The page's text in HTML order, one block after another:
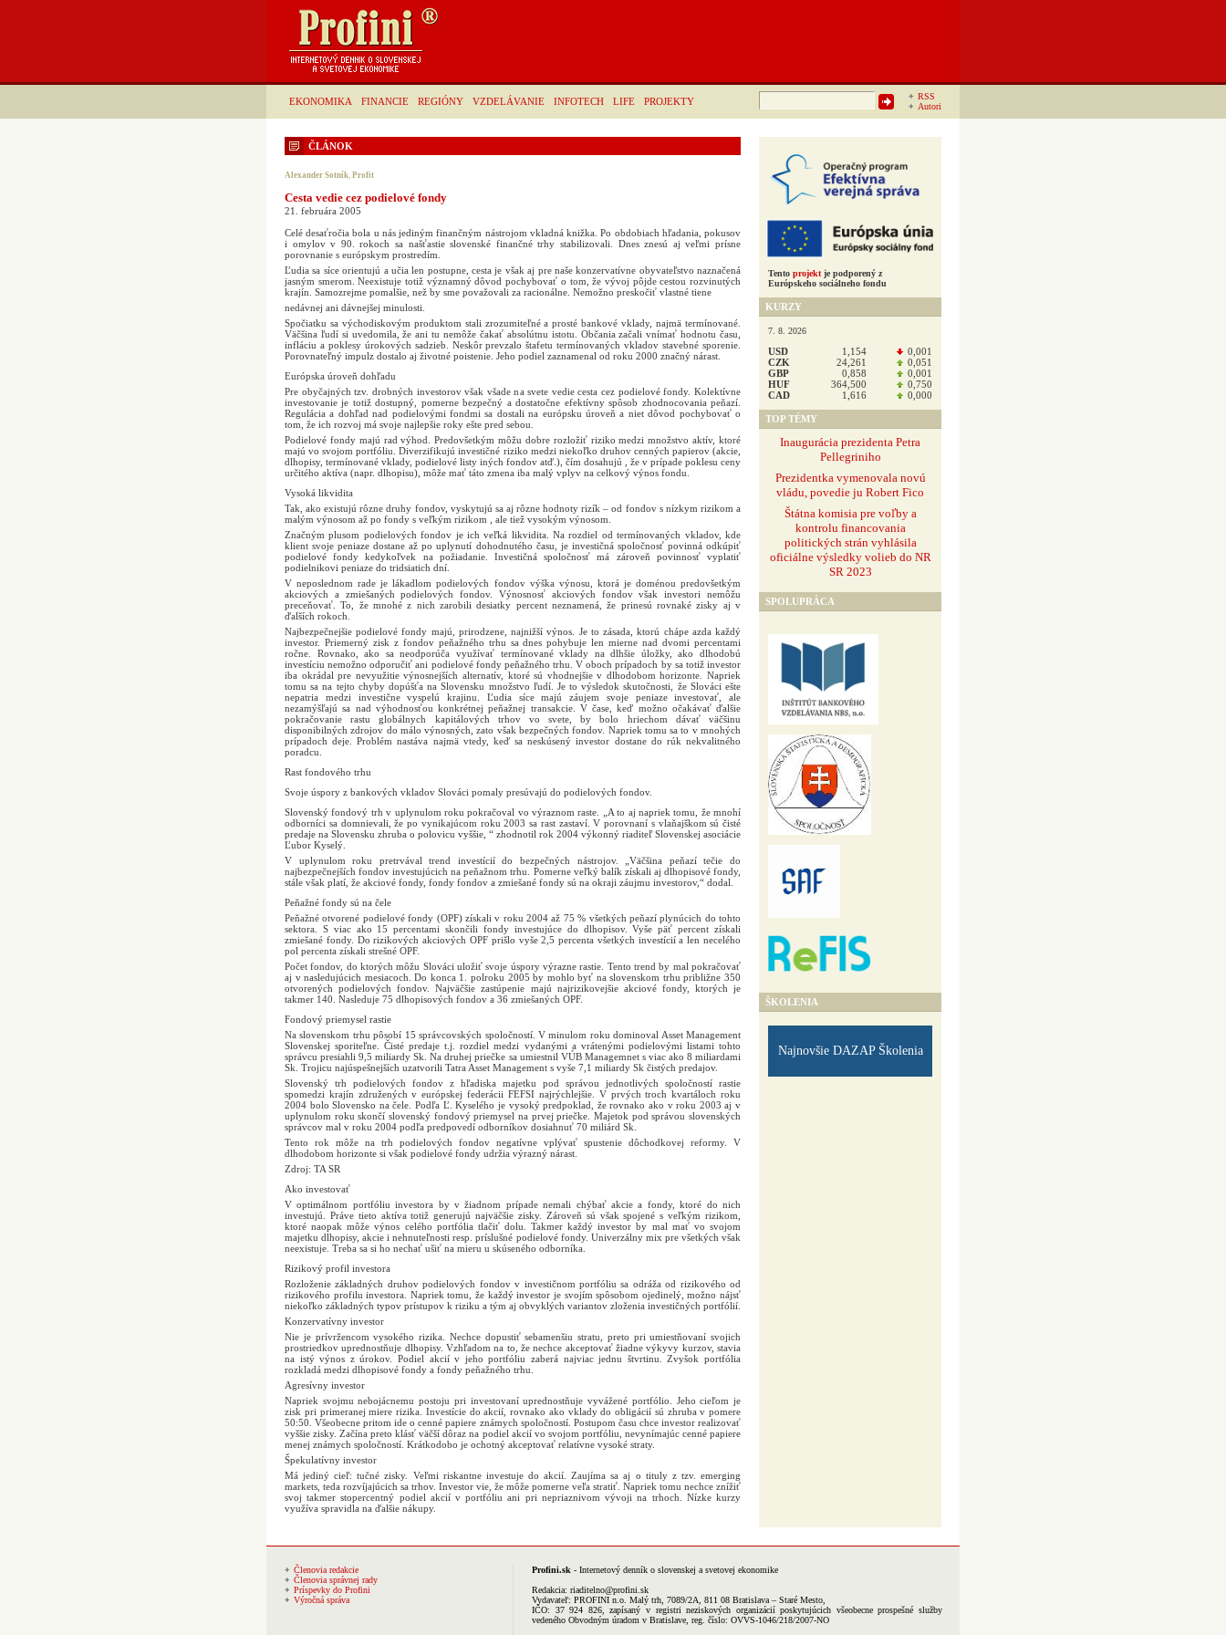
EKONOMIKA FINANCIE REGIÓNY VZDELÁVANIE INFOTECH LIFE PROJEKTY
RSS
Autori
Hľadať:
ČLÁNOK
Alexander Sotník, Profit
Cesta vedie cez podielové fondy
21. februára 2005
Celé desaťročia bola u nás jediným finančným nástrojom vkladná knižka. Po obdobiach hľadania, pokusov
i omylov v 90. rokoch sa našťastie slovenské finančné trhy stabilizovali. Dnes znesú aj veľmi prísne
porovnanie s európskym prostredím.
Ľudia sa síce orientujú a učia len postupne, cesta je však aj pre naše konzervatívne obyvateľstvo naznačená
jasným smerom. Neexistuje totiž významný dôvod pochybovať o tom, že vývoj pôjde cestou rozvinutých
krajín. Samozrejme pomalšie, než by sme považovali za racionálne. Nemožno preskočiť vlastné tiene
nedávnej ani dávnejšej minulosti.
Spočiatku sa východiskovým produktom stali zrozumiteľné a prosté bankové vklady, najmä termínované.
Väčšina ľudí si uvedomila, že ani tu nemôže čakať absolútnu istotu. Občania začali vnímať hodnotu času,
infláciu a poklesy úrokových sadzieb. Neskôr prevzalo štafetu termínovaných vkladov stavebné sporenie.
Porovnateľný impulz dostalo aj životné poistenie. Jeho podiel zaznamenal od roku 2000 značný nárast.
Európska úroveň dohľadu
Pre obyčajných tzv. drobných investorov však všade na svete vedie cesta cez podielové fondy. Kolektívne
investovanie je totiž dostupný, pomerne bezpečný a dostatočne efektívny spôsob zhodnocovania peňazí.
Regulácia a dohľad nad podielovými fondmi sa dostali na európsku úroveň a niet dôvod pochybovať o
tom, že ich rozvoj má svoje najlepšie roky ešte pred sebou.
Podielové fondy majú rad výhod. Predovšetkým môžu dobre rozložiť riziko medzi množstvo aktív, ktoré
majú vo svojom portfóliu. Diverzifikujú investičné riziko medzi niekoľko druhov cenných papierov (akcie,
dlhopisy, termínované vklady, podielové listy iných fondov atď.), čím dosahujú , že v prípade poklesu ceny
určitého aktíva (napr. dlhopisu), môže mať táto zmena iba malý vplyv na celkový výnos fondu.
Vysoká likvidita
Tak, ako existujú rôzne druhy fondov, vyskytujú sa aj rôzne hodnoty rizík – od fondov s nízkym rizikom a
malým výnosom až po fondy s veľkým rizikom , ale tiež vysokým výnosom.
Značným plusom podielových fondov je ich veľká likvidita. Na rozdiel od termínovaných vkladov, kde
klient svoje peniaze dostane až po uplynutí dohodnutého času, je investičná spoločnosť povinná odkúpiť
podielové fondy kedykoľvek na požiadanie. Investičná spoločnosť má zároveň povinnosť vyplatiť
podielnikovi peniaze do tridsiatich dní.
V neposlednom rade je lákadlom podielových fondov výška výnosu, ktorá je doménou predovšetkým
akciových a zmiešaných podielových fondov. Výnosnosť akciových fondov však investori nemôžu
preceňovať. To, že mnohé z nich zarobili desiatky percent neznamená, že prinesú rovnaké zisky aj v
ďalších rokoch.
Najbezpečnejšie podielové fondy majú, prirodzene, najnižší výnos. Je to zásada, ktorú chápe azda každý
investor. Priemerný zisk z fondov peňažného trhu sa dnes pohybuje len mierne nad dvomi percentami
ročne. Rovnako, ako sa neodporúča využívať termínované vklady na dlhšie úložky, ako dlhodobú
investíciu nemožno odporučiť ani podielové fondy peňažného trhu. V oboch prípadoch by sa totiž investor
iba okrádal pre nevyužitie výnosnejších alternatív, ktoré sú vhodnejšie v dlhodobom horizonte. Napriek
tomu sa na tejto chyby dopúšťa na Slovensku množstvo ľudí. Je to výsledok skutočnosti, že Slováci ešte
nepatria medzi investične vyspelú krajinu. Ľudia síce majú záujem svoje peniaze investovať, ale
nezamýšľajú sa nad výhodnosťou konkrétnej peňažnej transakcie. V čase, keď možno očakávať ďalšie
pokračovanie rastu globálnych kapitálových trhov vo svete, by bolo hriechom dávať väčšinu
disponibilných zdrojov do málo výnosných, zato však bezpečných fondov. Napriek tomu sa to v mnohých
prípadoch deje. Problém nastáva najmä vtedy, keď sa neskúsený investor dostane do rúk nekvalitného
poradcu.
Rast fondového trhu
Svoje úspory z bankových vkladov Slováci pomaly presúvajú do podielových fondov.
Slovenský fondový trh v uplynulom roku pokračoval vo výraznom raste. „A to aj napriek tomu, že mnohí
odborníci sa domnievali, že po vynikajúcom roku 2003 sa rast zastaví. V porovnaní s vlaňajškom sú čisté
predaje na Slovensku zhruba o polovicu vyššie, “ zhodnotil rok 2004 výkonný riaditeľ Slovenskej asociácie
Ľubor Kyselý.
V uplynulom roku pretrvával trend investícií do bezpečných nástrojov. „Väčšina peňazí tečie do
najbezpečnejších fondov investujúcich na peňažnom trhu. Pomerne veľký balík získali aj dlhopisové fondy,
stále však platí, že akciové fondy, fondy fondov a zmiešané fondy sú na okraji záujmu investorov,“ dodal.
Peňažné fondy sú na čele
Peňažné otvorené podielové fondy (OPF) získali v roku 2004 až 75 % všetkých peňazí plynúcich do tohto
sektora. S viac ako 15 percentami skončili fondy investujúce do dlhopisov. Vyše päť percent získali
zmiešané fondy. Do rizikových akciových OPF prišlo vyše 2,5 percenta všetkých investícií a len necelého
pol percenta získali strešné OPF.
Počet fondov, do ktorých môžu Slováci uložiť svoje úspory výrazne rastie. Tento trend by mal pokračovať
aj v nasledujúcich mesiacoch. Do konca 1. polroku 2005 by mohlo byť na slovenskom trhu približne 350
otvorených podielových fondov. Najväčšie zastúpenie majú najrizikovejšie akciové fondy, ktorých je
takmer 140. Nasleduje 75 dlhopisových fondov a 36 zmiešaných OPF.
Fondový priemysel rastie
Na slovenskom trhu pôsobí 15 správcovských spoločností. V minulom roku dominoval Asset Management
Slovenskej sporiteľne. Čisté predaje t.j. rozdiel medzi vydanými a vrátenými podielovými listami tohto
správcu presiahli 9,5 miliardy Sk. Na druhej priečke sa umiestnil VÚB Managemnet s viac ako 8 miliardami
Sk. Trojicu najúspešnejších uzatvorili Tatra Asset Management s vyše 7,1 miliardy Sk čistých predajov.
Slovenský trh podielových fondov z hľadiska majetku pod správou jednotlivých spoločností rastie
spomedzi krajín združených v európskej federácii FEFSI najrýchlejšie. V prvých troch kvartáloch roku
2004 bolo Slovensko na čele. Podľa Ľ. Kyselého je vysoký predpoklad, že rovnako ako v roku 2003 aj v
uplynulom roku skončí slovenský fondový priemysel na prvej priečke. Majetok pod správou slovenských
správcov mal v roku 2004 podľa predpovedí odborníkov dosiahnuť 70 miliárd Sk.
Tento rok môže na trh podielových fondov negatívne vplývať spustenie dôchodkovej reformy. V
dlhodobom horizonte si však podielové fondy udržia výrazný nárast.
Zdroj: TA SR
Ako investovať
V optimálnom portfóliu investora by v žiadnom prípade nemali chýbať akcie a fondy, ktoré do nich
investujú. Práve tieto aktíva totiž generujú najväčšie zisky. Zároveň sú však spojené s veľkým rizikom,
ktoré naopak môže výnos celého portfólia tlačiť dolu. Takmer každý investor by mal mať vo svojom
majetku dlhopisy, akcie i nehnuteľnosti resp. príslušné podielové fondy. Univerzálny mix pre všetkých však
neexistuje. Treba sa si ho nechať ušiť na mieru u skúseného odborníka.
Rizikový profil investora
Rozloženie základných druhov podielových fondov v investičnom portfóliu sa odráža od rizikového od
rizikového profilu investora. Napriek tomu, že každý investor je svojím spôsobom ojedinelý, možno nájsť
niekoľko základných typov prístupov k riziku a tým aj obvyklých variantov zloženia investičných portfólií.
Konzervatívny investor
Nie je prívržencom vysokého rizika. Nechce dopustiť sebamenšiu stratu, preto pri umiestňovaní svojich
prostriedkov uprednostňuje dlhopisy. Vzhľadom na to, že nechce akceptovať žiadne výkyvy kurzov, stavia
na istý výnos z úrokov. Podiel akcií v jeho portfóliu zaberá najviac jednu štvrtinu. Zvyšok portfólia
rozkladá medzi dlhopisové fondy a fondy peňažného trhu.
Agresívny investor
Napriek svojmu nebojácnemu postoju pri investovaní uprednostňuje vyvážené portfólio. Jeho cieľom je
zisk pri primeranej miere rizika. Investície do akcií, rovnako ako vklady do obligácií sú zhruba v pomere
50:50. Všeobecne pritom ide o cenné papiere známych spoločností. Postupom času chce investor realizovať
vyššie zisky. Začína preto klásť väčší dôraz na podiel akcií vo svojom portfóliu, nevynímajúc cenné papiere
menej známych spoločností. Krátkodobo je ochotný akceptovať relatívne vysoké straty.
Špekulatívny investor
Má jediný cieľ: tučné zisky. Veľmi riskantne investuje do akcií. Zaujíma sa aj o tituly z tzv. emerging
markets, teda rozvíjajúcich sa trhov. Investor vie, že môže pomerne veľa stratiť. Napriek tomu nechce znížiť
svoj takmer stopercentný podiel akcií v portfóliu ani pri nepriaznivom vývoji na trhoch. Nízke kurzy
využíva spravidla na ďalšie nákupy.
Tento projekt je podporený z
Európskeho sociálneho fondu
KURZY
7. 8. 2026
USD 1,154
0,001
CZK
24,261
0,051
GBP
0,858
0,001
HUF
364,500
0,750
CAD
1,616 0,000
TOP TÉMY
Inaugurácia prezidenta Petra
Pellegriniho
Prezidentka vymenovala novú
vládu, povedie ju Robert Fico
Štátna komisia pre voľby a
kontrolu financovania
politických strán vyhlásila
oficiálne výsledky volieb do NR
SR 2023
SPOLUPRÁCA
ŠKOLENIA
Najnovšie DAZAP Školenia
Členovia redakcie
Členovia správnej rady
Príspevky do Profini
Výročná správa
Profini.sk - Internetový denník o slovenskej a svetovej ekonomike
Redakcia: riaditelno@profini.sk
Vydavateľ: PROFINI n.o. Malý trh, 7089/2A, 811 08 Bratislava – Staré Mesto,
IČO: 37 924 826, zapísaný v registri neziskových organizácií poskytujúcich všeobecne prospešné služby
vedeného Obvodným úradom v Bratislave, reg. číslo: OVVS-1046/218/2007-NO